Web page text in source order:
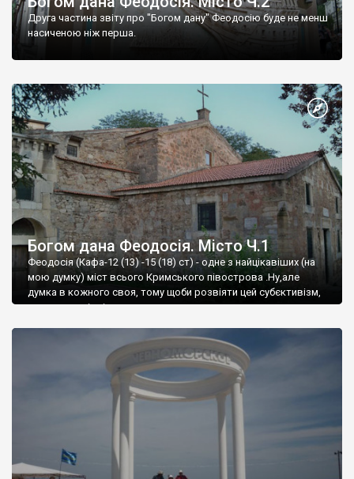
Друга частина звіту про "Богом дану" Феодосію буде не менш
насиченою ніж перша.
Богом дана Феодосія. Місто Ч.1
Феодосія (Кафа-12 (13) -15 (18) ст) - одне з найцікавіших (на
мою думку) міст всього Кримського півострова .Ну,але
думка в кожного своя, тому щоби розвіяти цей субєктивізм,
запрошую відвідати це